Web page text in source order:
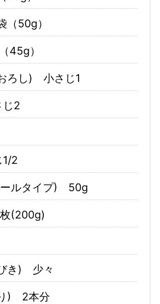
50g）
45g）
ろし) 小さじ1
2
2
ールタイプ) 50g
(200g)
き) 少々
) 2本分